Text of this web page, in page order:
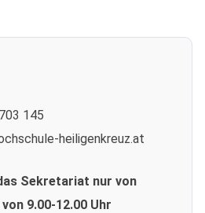
145
heiligenkreuz.at
Sekretariat nur von
9.00-12.00 Uhr